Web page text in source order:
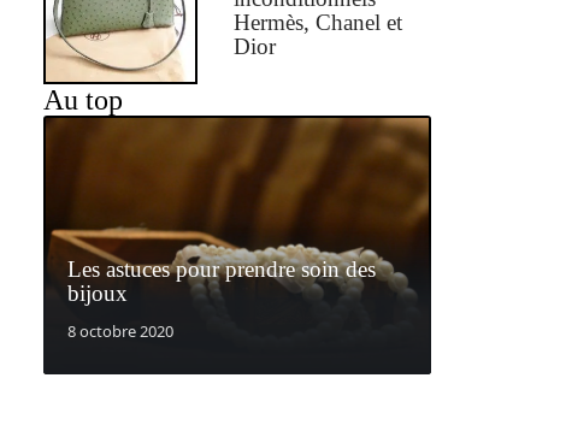
Hermès, Chanel et
Dior
Au top
Les astuces pour prendre soin des
bijoux
8 octobre 2020